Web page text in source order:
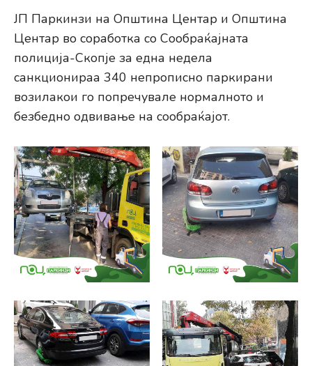
ЈП Паркинзи на Општина Центар и Општина
Центар во соработка со Сообраќајната
полиција-Скопје за една недела
санкционираа 340 непрописно паркирани
возилакои го попречувале нормалното и
безбедно одвивање на сообраќајот.